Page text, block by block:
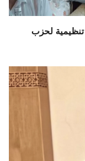
تنظيمية لحزب